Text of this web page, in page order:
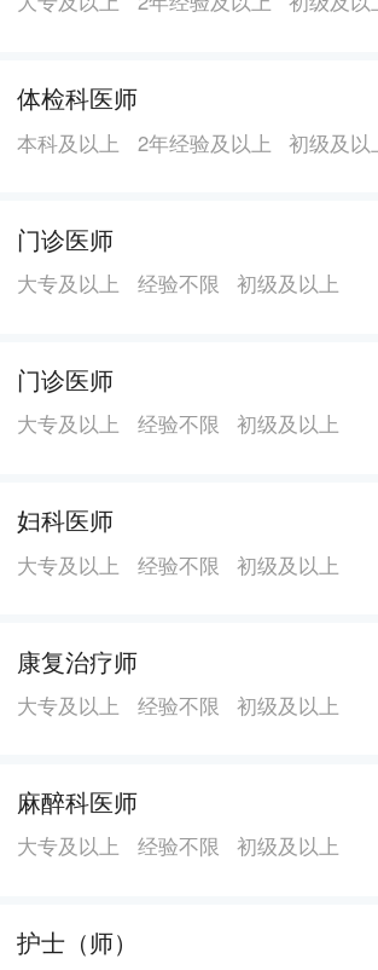
立专业救疗队赶赴灾区现场，被评为了
位”；2009年，重返地震灾区，帮助重建
等；2013年，先后为“雅安”、“断腕妈妈
动“全国股骨头坏死援助平台”，创办了“
院、“优质服务品牌医院”、中国医师协
为基金会定点医院、湖南省红十字会人
名商标、湖南百姓信赖医院等诸多荣誉
人以“服务第一、技术第一、安全第一”
力。
体检科医师
本科及以上 2年经验及以上 初级及以
门诊医师
大专及以上 经验不限 初级及以上
门诊医师
大专及以上 经验不限 初级及以上
妇科医师
大专及以上 经验不限 初级及以上
康复治疗师
大专及以上 经验不限 初级及以上
麻醉科医师
大专及以上 经验不限 初级及以上
护士（师）